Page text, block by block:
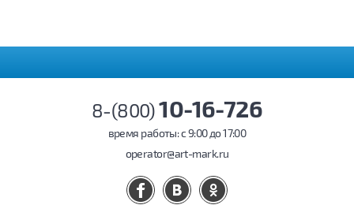
8-(800)10-16-726
время работы: c 9:00 до 17:00
operator@art-mark.ru